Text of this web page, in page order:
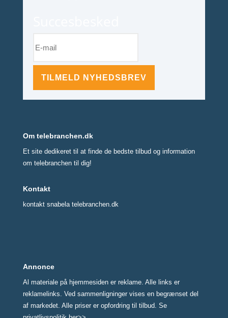
TILMELD NYHEDSBREV
Om telebranchen.dk
Et site dedikeret til at finde de bedste tilbud og information
om telebranchen til dig!
Kontakt
kontakt snabela telebranchen.dk
Annonce
Al materiale på hjemmesiden er reklame. Alle links er
reklamelinks. Ved sammenligninger vises en begrænset del
af markedet. Alle priser er opfordring til tilbud. Se